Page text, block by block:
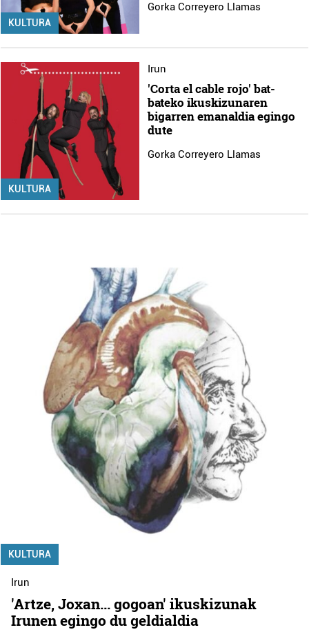
KULTURA
Gorka Correyero Llamas
KULTURA
Irun
'Corta el cable rojo' bat-
bateko ikuskizunaren
bigarren emanaldia egingo
dute
Gorka Correyero Llamas
KULTURA
Irun
'Artze, Joxan... gogoan' ikuskizunak
Irunen egingo du geldialdia